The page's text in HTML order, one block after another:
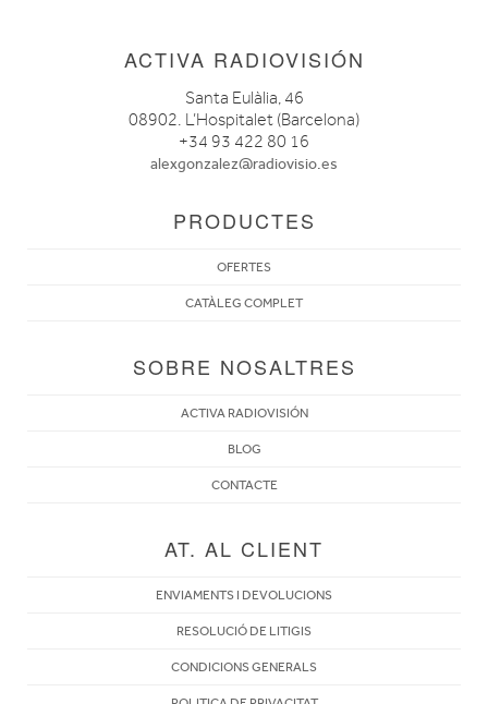
ACTIVA RADIOVISIÓN
Santa Eulàlia, 46
08902. L’Hospitalet (Barcelona)
+34 93 422 80 16
alexgonzalez@radiovisio.es
PRODUCTES
OFERTES
CATÀLEG COMPLET
SOBRE NOSALTRES
ACTIVA RADIOVISIÓN
BLOG
CONTACTE
AT. AL CLIENT
ENVIAMENTS I DEVOLUCIONS
RESOLUCIÓ DE LITIGIS
CONDICIONS GENERALS